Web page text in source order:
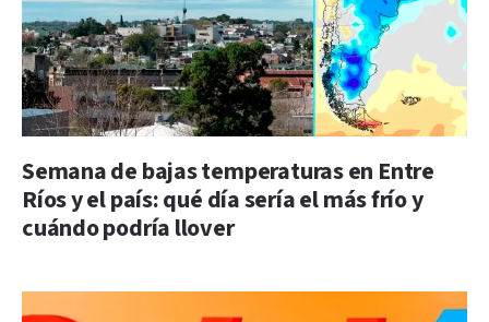
Semana de bajas temperaturas en Entre
Ríos y el país: qué día sería el más frío y
cuándo podría llover